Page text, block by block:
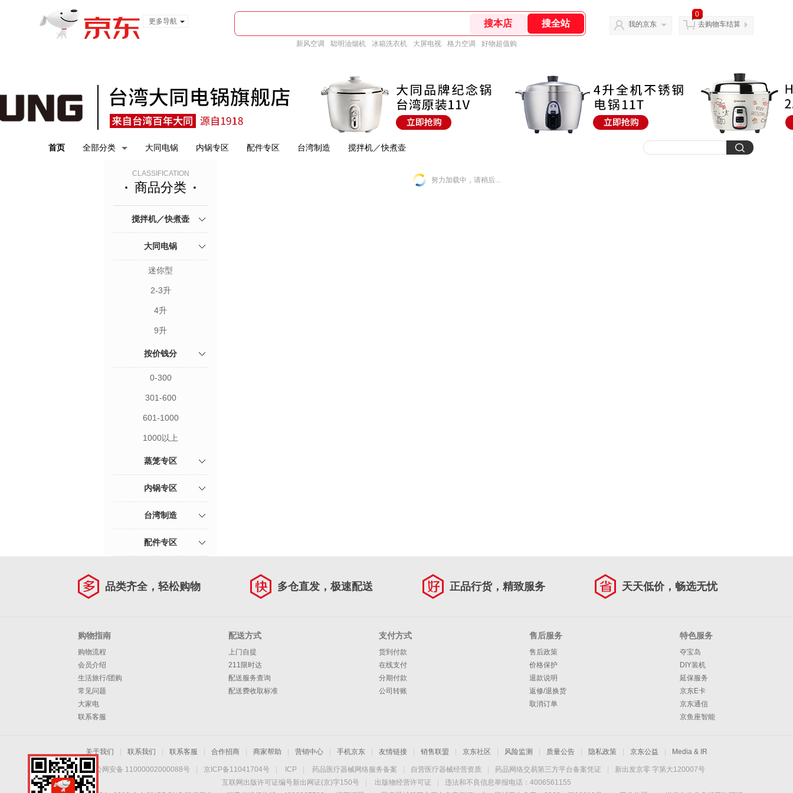
更多导航
新风空调 聪明油烟机 冰箱洗衣机 大屏电视 格力空调 好物超值购
我的京东
0
去购物车结算
首页 全部分类 大同电锅 内锅专区 配件专区 台湾制造 搅拌机／快煮壶
CLASSIFICATION
商品分类
搅拌机／快煮壶
大同电锅
迷你型
2-3升
4升
9升
按价钱分
0-300
301-600
601-1000
1000以上
蒸笼专区
内锅专区
台湾制造
配件专区
努力加载中，请稍后...
品类齐全，轻松购物 多仓直发，极速配送 正品行货，精致服务 天天低价，畅选无忧
购物指南
购物流程
会员介绍
生活旅行/团购
常见问题
大家电
联系客服
配送方式
上门自提
211限时达
配送服务查询
配送费收取标准
支付方式
货到付款
在线支付
分期付款
公司转账
售后服务
售后政策
价格保护
退款说明
返修/退换货
取消订单
特色服务
夺宝岛
DIY装机
延保服务
京东E卡
京东通信
京鱼座智能
关于我们 联系我们 联系客服 合作招商 商家帮助 营销中心 手机京东 友情链接 销售联盟 京东社区 风险监测 质量公告 隐私政策 京东公益 Media & IR
京公网安备 11000002000088号 京ICP备11041704号 ICP 药品医疗器械网络服务备案 自营医疗器械经营资质 药品网络交易第三方平台备案凭证
新出发京零 字第大120007号
互联网出版许可证编号新出网证(京)字150号
出版物经营许可证
违法和不良信息举报电话：4006561155